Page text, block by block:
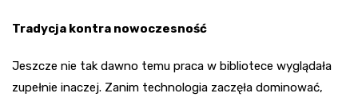
Tradycja kontra nowoczesność
Jeszcze nie tak dawno temu praca w bibliotece wyglądała
zupełnie inaczej. Zanim technologia zaczęła dominować,